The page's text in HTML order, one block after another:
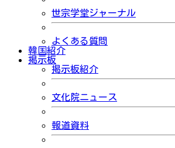
世宗学堂ジャーナル
よくある質問
韓国紹介
掲示板
掲示板紹介
文化院ニュース
報道資料